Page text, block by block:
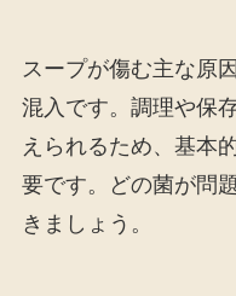
スープが傷む主な原
混入です。調理や保
えられるため、基本
要です。どの菌が問
きましょう。